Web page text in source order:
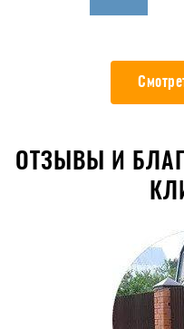
ОТЗЫВЫ И